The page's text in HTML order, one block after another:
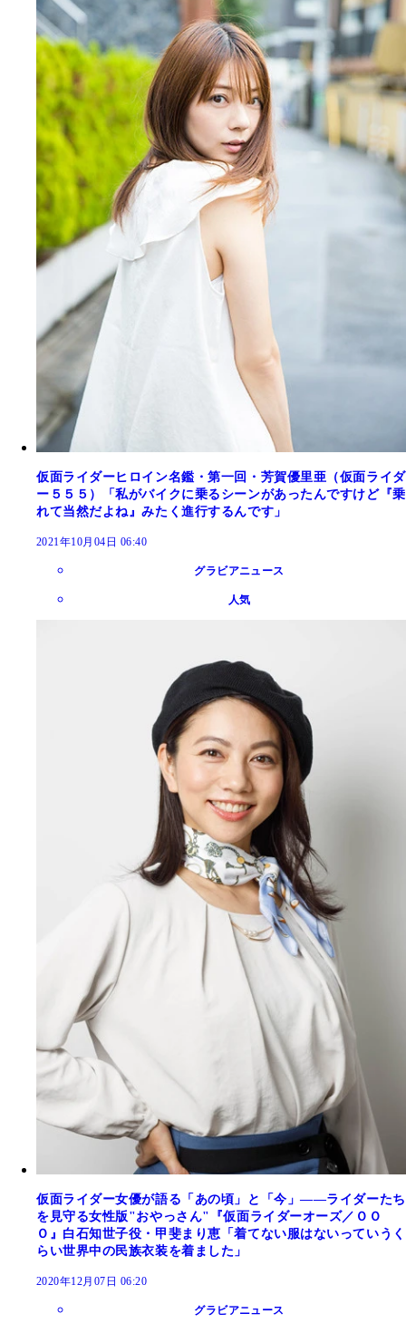
仮面ライダーヒロイン名鑑・第一回・芳賀優里亜（仮面ライダ
ー５５５）「私がバイクに乗るシーンがあったんですけど『乗
れて当然だよね』みたく進行するんです」
2021年10月04日 06:40
グラビアニュース
人気
仮面ライダー女優が語る「あの頃」と「今」――ライダーたち
を見守る女性版"おやっさん"『仮面ライダーオーズ／ＯＯ
Ｏ』白石知世子役・甲斐まり恵「着てない服はないっていうく
らい世界中の民族衣装を着ました」
2020年12月07日 06:20
グラビアニュース